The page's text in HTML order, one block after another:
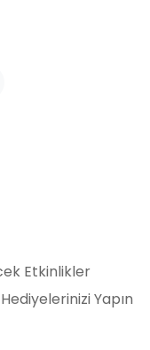
Etkinlikler
Yapın